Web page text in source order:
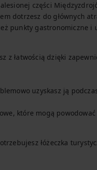
części
dotrzesz do głównych
punkty gastronomiczne i
z łatwością dzięki
uzyskasz ją
które mogą
łóżeczka